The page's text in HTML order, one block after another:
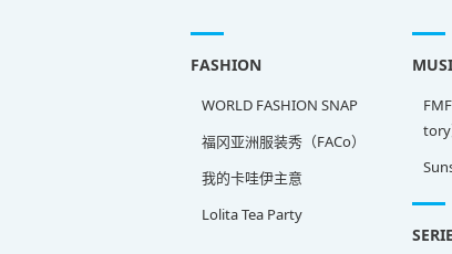
FASHION
WORLD FASHION SNAP
福冈亚洲服装秀（FACo）
我的卡哇伊主意
Lolita Tea Party
tory